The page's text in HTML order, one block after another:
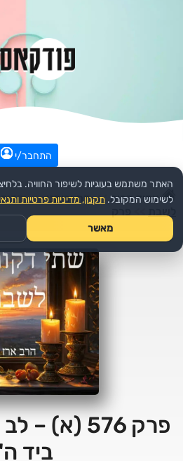
התחבר/י
עמוד הבית >> דת ורוחני >> יהדות
פרק 576
ביד ה'
האתר משתמש בעוגיות לשיפור החוויה.
לשימוש המקובל. תקנון, מדיניות פרטיות
מאשר